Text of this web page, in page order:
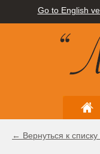
Go to English
← Вернуться к списку